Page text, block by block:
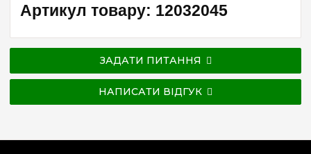
Артикул товару: 12032045
ЗАДАТИ ПИТАННЯ
НАПИСАТИ ВІДГУК